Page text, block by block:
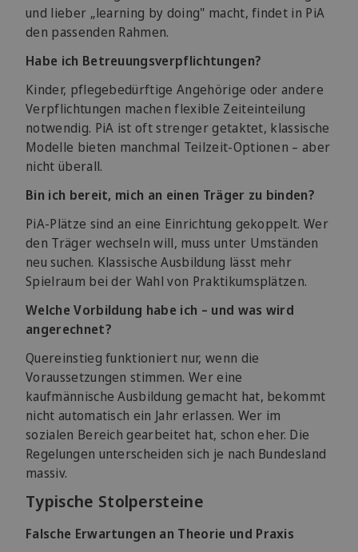
und lieber „learning by doing" macht, findet in PiA
den passenden Rahmen.
Habe ich Betreuungsverpflichtungen?
Kinder, pflegebedürftige Angehörige oder andere
Verpflichtungen machen flexible Zeiteinteilung
notwendig. PiA ist oft strenger getaktet, klassische
Modelle bieten manchmal Teilzeit-Optionen – aber
nicht überall.
Bin ich bereit, mich an einen Träger zu binden?
PiA-Plätze sind an eine Einrichtung gekoppelt. Wer
den Träger wechseln will, muss unter Umständen
neu suchen. Klassische Ausbildung lässt mehr
Spielraum bei der Wahl von Praktikumsplätzen.
Welche Vorbildung habe ich – und was wird
angerechnet?
Quereinstieg funktioniert nur, wenn die
Voraussetzungen stimmen. Wer eine
kaufmännische Ausbildung gemacht hat, bekommt
nicht automatisch ein Jahr erlassen. Wer im
sozialen Bereich gearbeitet hat, schon eher. Die
Regelungen unterscheiden sich je nach Bundesland
massiv.
Typische Stolpersteine
Falsche Erwartungen an Theorie und Praxis